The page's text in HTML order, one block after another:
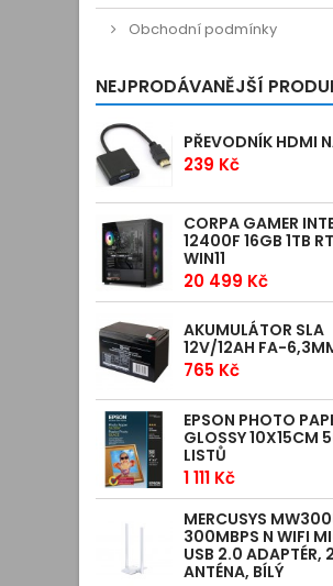
Obchodní podmínky
NEJPRODÁVANĚJŠÍ
PŘEVODNÍK HDMI
239 Kč
CORPA GAMER
12400F 16GB 1TB
WIN11
20 499 Kč
AKUMULÁTOR SLA
12V/12AH FA-
765 Kč
EPSON PHOTO
GLOSSY 10X15CM
LISTŮ
1 111 Kč
MERCUSYS
300MBPS N WIFI
USB 2.0 ADAPTÉR,
ANTÉNA, BÍLÝ